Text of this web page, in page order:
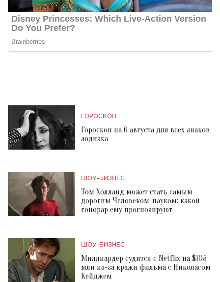
ГОРОСКОП
Гороскоп на 6 августа для всех знаков
зодиака
ШОУ-БИЗНЕС
Том Холланд может стать самым
дорогим Человеком-пауком: какой
гонорар ему прогнозируют
ШОУ-БИЗНЕС
Миллиардер судится с Netflix на $105
млн из-за кражи фильма с Николасом
Кейджем